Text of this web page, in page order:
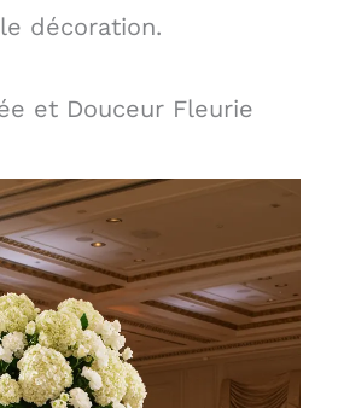
décoration.
et Douceur Fleurie